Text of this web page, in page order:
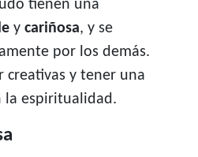
tienen una
y cariñosa, y se
por los demás.
creativas y tener una
la espiritualidad.